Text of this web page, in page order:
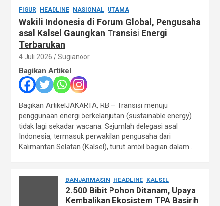
FIGUR HEADLINE NASIONAL UTAMA
Wakili Indonesia di Forum Global, Pengusaha
asal Kalsel Gaungkan Transisi Energi
Terbarukan
4 Juli 2026 Sugianoor
Bagikan Artikel
Bagikan ArtikelJAKARTA, RB – Transisi menuju
penggunaan energi berkelanjutan (sustainable energy)
tidak lagi sekadar wacana. Sejumlah delegasi asal
Indonesia, termasuk perwakilan pengusaha dari
Kalimantan Selatan (Kalsel), turut ambil bagian dalam…
BANJARMASIN HEADLINE KALSEL
2.500 Bibit Pohon Ditanam, Upaya
Kembalikan Ekosistem TPA Basirih